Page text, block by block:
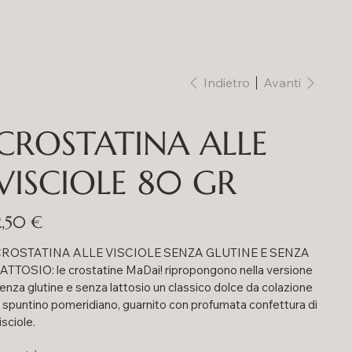
Indietro Avanti
ALLE
80 GR
€
ALLE VISCIOLE SENZA GLUTINE E SENZA
le crostatine MaDai! ripropongono nella versione
glutine e senza lattosio un classico dolce da colazione
spuntino pomeridiano, guarnito con profumata confettura di